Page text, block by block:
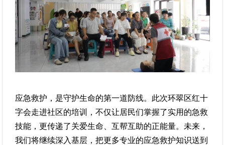
应急救护，是守护生命的第一道防线。此次环翠区红十
字会走进社区的培训，不仅让居民们掌握了实用的急救
技能，更传递了关爱生命、互帮互助的正能量。未来，
我们将继续深入基层，把更多专业的应急救护知识送到